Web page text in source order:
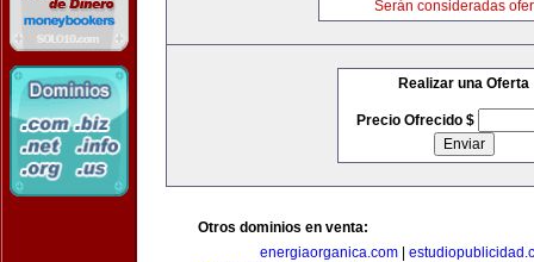
Serán consideradas
Realizar una Oferta
Precio Ofrecido $
Otros dominios en venta:
energiaorganica.com|